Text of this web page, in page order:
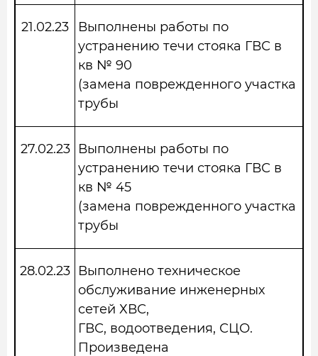
21.02.23
Выполнены работы по
устранению течи стояка ГВС в
кв № 90
(замена поврежденного участка
трубы
27.02.23
Выполнены работы по
устранению течи стояка ГВС в
кв № 45
(замена поврежденного участка
трубы
28.02.23 Выполнено техническое
обслуживание инженерных
сетей ХВС,
ГВС, водоотведения, СЦО.
Произведена